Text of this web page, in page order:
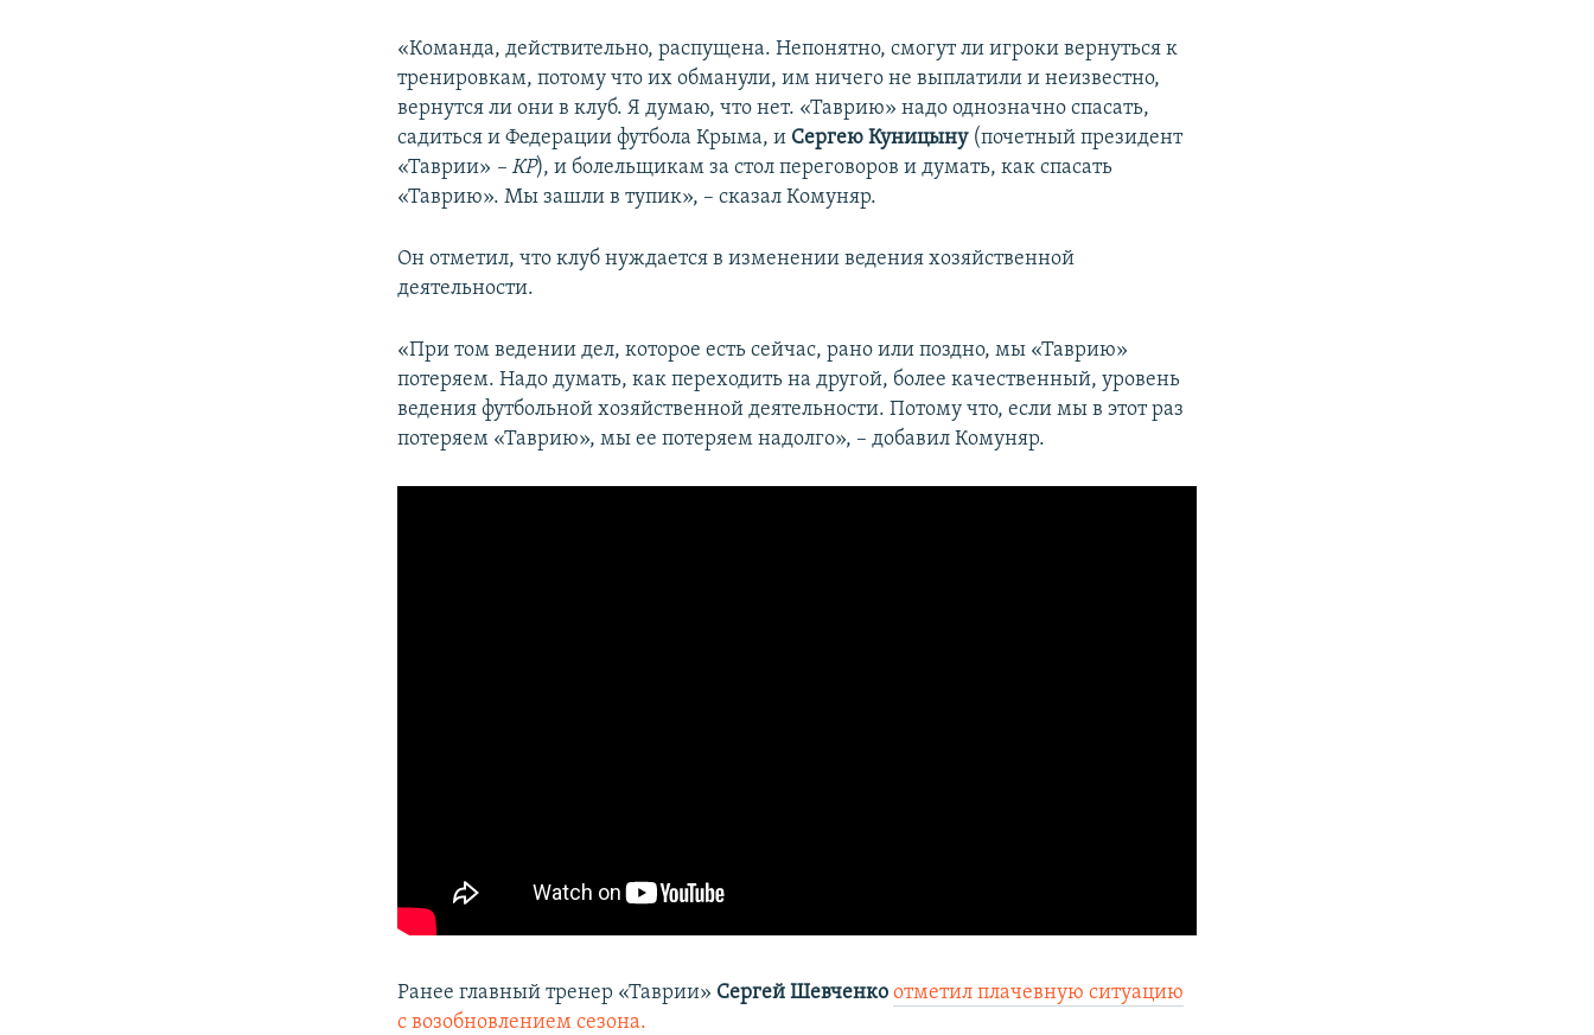
«Команда, действительно, распущена. Непонятно, смогут ли игроки вернуться к
тренировкам, потому что их обманули, им ничего не выплатили и неизвестно,
вернутся ли они в клуб. Я думаю, что нет. «Таврию» надо однозначно спасать,
садиться и Федерации футбола Крыма, и Сергею Куницыну(почетный президент
«Таврии»​ – КР), и болельщикам за стол переговоров и думать, как спасать
«Таврию». Мы зашли в тупик», – сказал Комуняр.
Он отметил, что клуб нуждается в изменении ведения хозяйственной
деятельности.
«При том ведении дел, которое есть сейчас, рано или поздно, мы «Таврию»
потеряем. Надо думать, как переходить на другой, более качественный, уровень
ведения футбольной хозяйственной деятельности. Потому что, если мы в этот раз
потеряем «Таврию», мы ее потеряем надолго», – добавил Комуняр.
Ранее главный тренер «Таврии» Сергей Шевченкоотметил плачевную ситуацию
с возобновлением сезона.